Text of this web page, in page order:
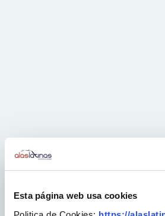
Esta página web usa cookies